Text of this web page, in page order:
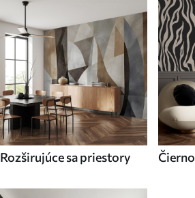
Rozširujúce sa priestory